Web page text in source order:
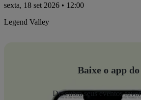
sexta, 18 set 2026 • 12:00
Legend Valley
Baixe o app
Descubra seus eventos